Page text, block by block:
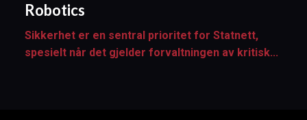
Robotics
Sikkerhet er en sentral prioritet for Statnett,
spesielt når det gjelder forvaltningen av kritisk...